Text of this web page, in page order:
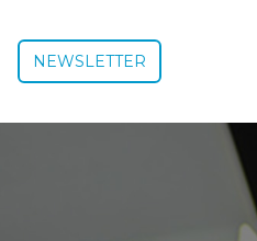
NEWSLETTER